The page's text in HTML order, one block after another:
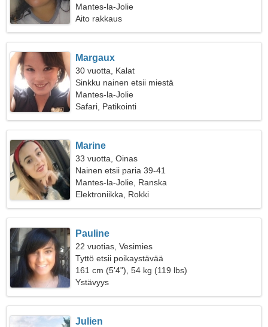
Mantes-la-Jolie
Aito rakkaus
Margaux
30 vuotta, Kalat
Sinkku nainen etsii miestä
Mantes-la-Jolie
Safari, Patikointi
Marine
33 vuotta, Oinas
Nainen etsii paria 39-41
Mantes-la-Jolie, Ranska
Elektroniikka, Rokki
Pauline
22 vuotias, Vesimies
Tyttö etsii poikaystävää
161 cm (5'4"), 54 kg (119 lbs)
Ystävyys
Julien